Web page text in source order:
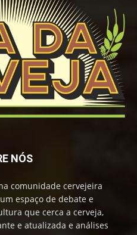
NÓS
comunidade cervejeira
espaço de debate e
que cerca a cerveja,
e atualizada e análises